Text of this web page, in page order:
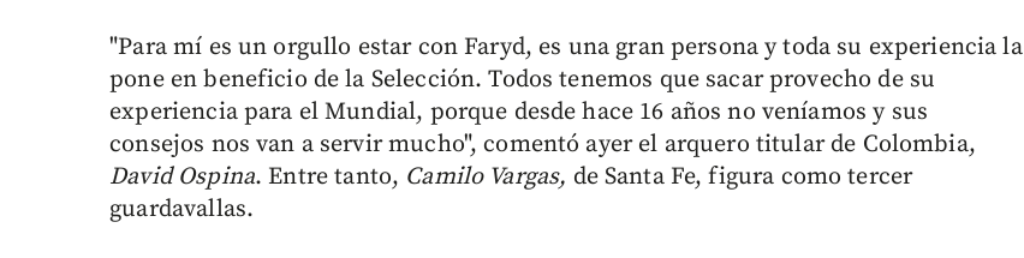
"Para mí es un orgullo estar con Faryd, es una gran persona y toda su experiencia la
pone en beneficio de la Selección. Todos tenemos que sacar provecho de su
experiencia para el Mundial, porque desde hace 16 años no veníamos y sus
consejos nos van a servir mucho", comentó ayer el arquero titular de Colombia,
David Ospina. Entre tanto, Camilo Vargas, de Santa Fe, figura como tercer
guardavallas.